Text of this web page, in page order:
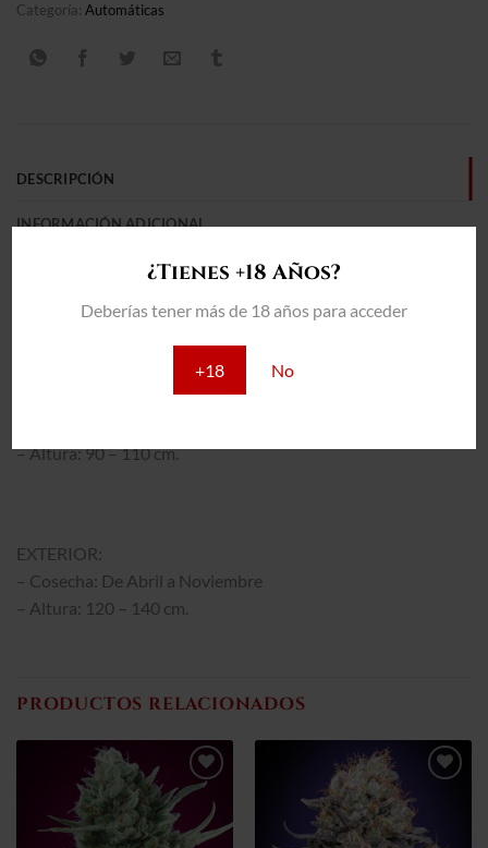
¿Tienes +18 Años?
Deberías tener más de 18 años para acceder
+18 No
Categoría: Automáticas
DESCRIPCIÓN
INFORMACIÓN ADICIONAL
VALORACIONES (0)
THC: 15%
– Producción: 450 – 550 gr/m2
– Altura: 90 – 110 cm.
EXTERIOR:
– Cosecha: De Abril a Noviembre
– Altura: 120 – 140 cm.
PRODUCTOS RELACIONADOS
Añadir
a la
lista de
deseos
lista de
deseos